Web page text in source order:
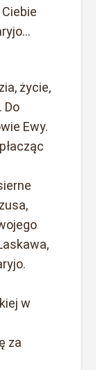
życie,
Do
Ewy.
w
za